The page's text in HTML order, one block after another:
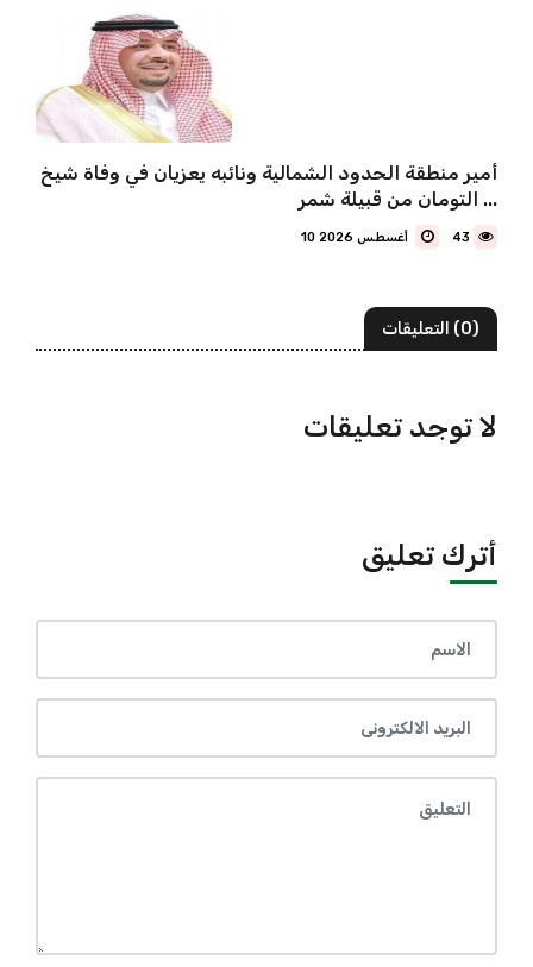
أمير منطقة الحدود الشمالية ونائبه يعزيان في وفاة شيخ
التومان من قبيلة شمر ...
43
(0) التعليقات
لا توجد تعليقات
أترك تعليق